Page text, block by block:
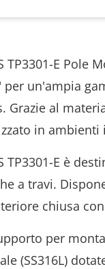
TP3301-E Pole
per un'ampia
Grazie al
in ambienti
TP3301-E è
a travi.
chiusa
per
(SS316L)